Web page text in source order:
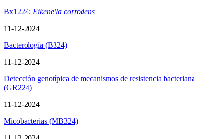
Bx1224: Eikenella corrodens
11-12-2024
Bacterología (B324)
11-12-2024
Detección genotípica de mecanismos de resistencia bacteriana
(GR224)
11-12-2024
Micobacterias (MB324)